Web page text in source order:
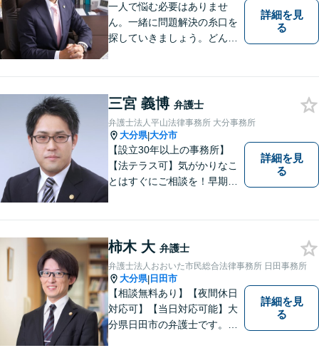
一人で悩む必要はありませ
ん。一緒に問題解決の糸口を
探していきましょう。どんな
遺産分割、介護などの高齢社
会問題に注力しております。
詳細を見
る
三宮 義博 弁護士
弁護士法人平山法律事務所 大分事務所
大分県|大分市
【設立30年以上の事務所】
【法テラス可】気がかりなこ
とはすぐにご相談を！早期対
など幅広い問題に柔軟に対応
いたします。【駐車場あり】
詳細を見
る
柿木 大 弁護士
弁護士法人おおいた市民総合法律事務所 日田事務所
大分県| 日田市
【相談無料あり】【夜間休日
対応可】【当日対応可能】大
分県日田市の弁護士です。離
詳細を見
る